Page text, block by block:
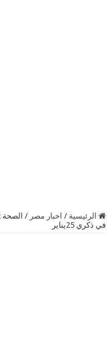
الرئيسية / اخبار مصر /
في ذكري 25يناير